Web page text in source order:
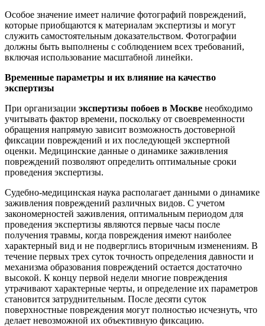
Особое значение имеет наличие фотографий повреждений,
которые приобщаются к материалам экспертизы и могут
служить самостоятельным доказательством. Фотографии
должны быть выполнены с соблюдением всех требований,
включая использование масштабной линейки.
Временные параметры и их влияние на качество
экспертизы
При организации экспертизы побоев в Москве необходимо
учитывать фактор времени, поскольку от своевременности
обращения напрямую зависит возможность достоверной
фиксации повреждений и их последующей экспертной
оценки. Медицинские данные о динамике заживления
повреждений позволяют определить оптимальные сроки
проведения экспертизы.
Судебно-медицинская наука располагает данными о динамике
заживления повреждений различных видов. С учетом
закономерностей заживления, оптимальным периодом для
проведения экспертизы являются первые часы после
получения травмы, когда повреждения имеют наиболее
характерный вид и не подверглись вторичным изменениям. В
течение первых трех суток точность определения давности и
механизма образования повреждений остается достаточно
высокой. К концу первой недели многие повреждения
утрачивают характерные черты, и определение их параметров
становится затруднительным. После десяти суток
поверхностные повреждения могут полностью исчезнуть, что
делает невозможной их объективную фиксацию.